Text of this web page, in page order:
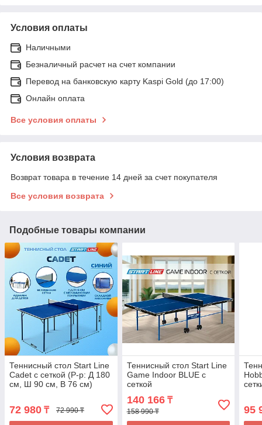
Условия оплаты
Наличными
Безналичный расчет на счет компании
Перевод на банковскую карту Kaspi Gold (до 17:00)
Онлайн оплата
Все условия оплаты
Условия возврата
Возврат товара в течение 14 дней за счет покупателя
Все условия возврата
Подобные товары компании
Теннисный стол Start Line
Cadet с сеткой (Р-р: Д 180
см, Ш 90 см, В 76 см)
72 980 ₸ 72 990 ₸
Теннисный стол Start Line
Game Indoor BLUE с
сеткой
140 166₸
158 990 ₸ 95